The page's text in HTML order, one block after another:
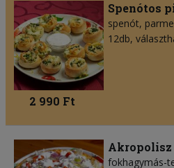
Spenótos
spenót,
12db,
2 990 Ft
Akropolisz
fokhagymás-